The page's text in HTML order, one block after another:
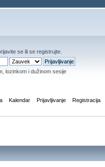
se ili se registrujte
lozinkom i dužinom sesije
Kalendar Prijavljivanje Registracija